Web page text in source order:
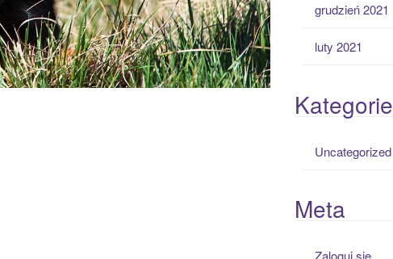
grudzień 2021
luty 2021
Kategorie
Uncategorized
Meta
Zaloguj się